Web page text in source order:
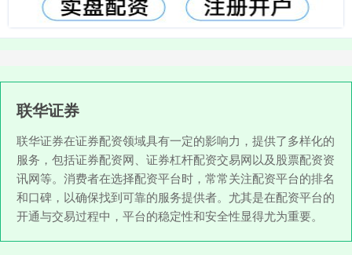
联华证券
联华证券在证券配资领域具有一定的影响力，提供了多样化的
服务，包括证券配资网、证券杠杆配资交易网以及股票配资资
讯网等。消费者在选择配资平台时，常常关注配资平台的排名
和口碑，以确保找到可靠的服务提供者。尤其是在配资平台的
开通与交易过程中，平台的稳定性和安全性显得尤为重要。